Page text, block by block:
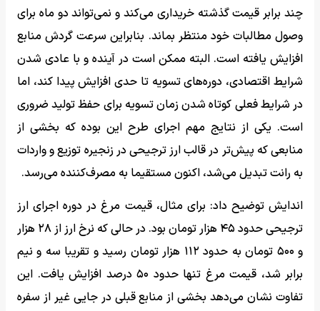
چند برابر قیمت گذشته خریداری می‌کند و نمی‌تواند دو ماه برای
وصول مطالبات خود منتظر بماند. بنابراین سرعت گردش منابع
افزایش یافته است. البته ممکن است در آینده و با عادی شدن
شرایط اقتصادی، دوره‌های تسویه تا حدی افزایش پیدا کند، اما
در شرایط فعلی کوتاه شدن زمان تسویه برای حفظ تولید ضروری
است. یکی از نتایج مهم اجرای طرح این بوده که بخشی از
منابعی که پیش‌تر در قالب ارز ترجیحی در زنجیره توزیع و واردات
به رانت تبدیل می‌شد، اکنون مستقیما به مصرف‌کننده می‌رسد.
اندایش توضیح داد: برای مثال، قیمت مرغ در دوره اجرای ارز
ترجیحی حدود ۴۵ هزار تومان بود. در حالی که نرخ ارز از ۲۸ هزار
و ۵۰۰ تومان به حدود ۱۱۲ هزار تومان رسید و تقریبا سه و نیم
برابر شد، قیمت مرغ تنها حدود ۵۰ درصد افزایش یافت. این
تفاوت نشان می‌دهد بخشی از منابع قبلی در جایی غیر از سفره